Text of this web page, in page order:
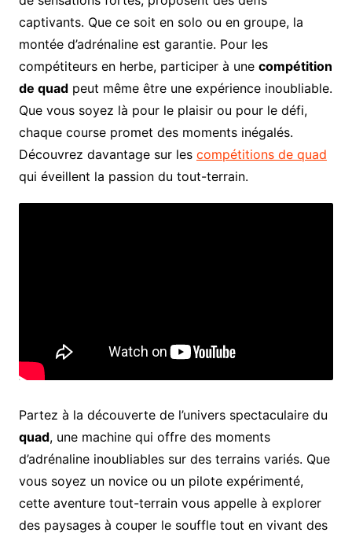
captivants. Que ce soit en solo ou en groupe, la
montée d’adrénaline est garantie. Pour les
compétiteurs en herbe, participer à une compétition
de quadpeut même être une expérience inoubliable.
Que vous soyez là pour le plaisir ou pour le défi,
chaque course promet des moments inégalés.
Découvrez davantage sur les compétitions de quad
qui éveillent la passion du tout-terrain.
Partez à la découverte de l’univers spectaculaire du
quad, une machine qui offre des moments
d’adrénaline inoubliables sur des terrains variés. Que
vous soyez un novice ou un pilote expérimenté,
cette aventure tout-terrain vous appelle à explorer
des paysages à couper le souffle tout en vivant des